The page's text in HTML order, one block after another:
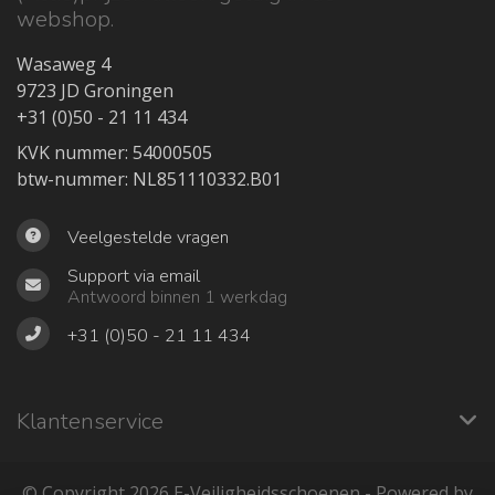
webshop.
Wasaweg 4
9723 JD Groningen
+31 (0)50 - 21 11 434
KVK nummer: 54000505
btw-nummer: NL851110332.B01
Veelgestelde vragen
Support via email
Antwoord binnen 1 werkdag
+31 (0)50 - 21 11 434
Klantenservice